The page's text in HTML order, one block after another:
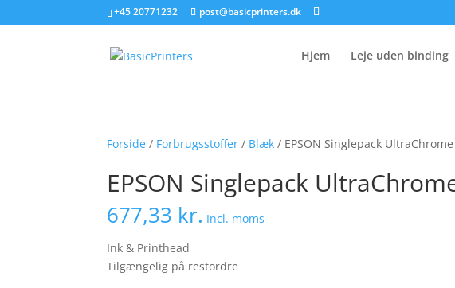
+45 20771232 post@basicprinters.dk
Hjem Leje uden binding
Forside / Forbrugsstoffer / Blæk / EPSON Singlepack
EPSON Singlepack
677,33 kr. Incl. moms
Ink & Printhead
Tilgængelig på restordre